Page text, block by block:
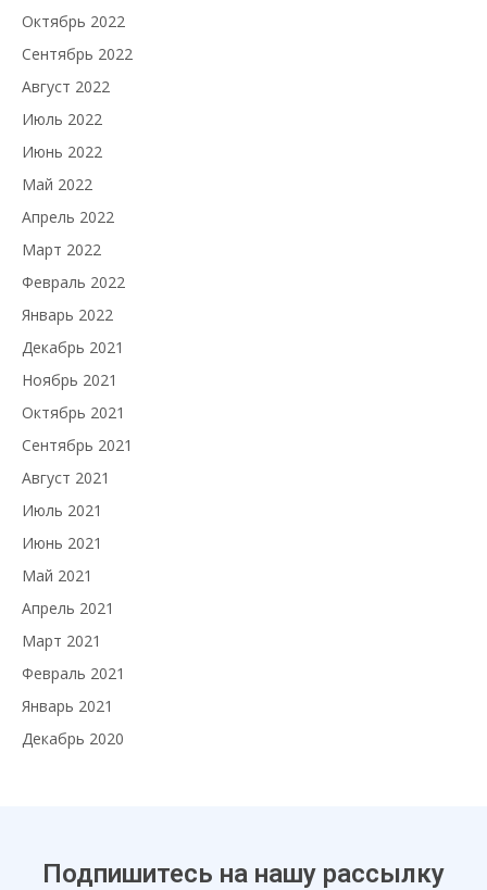
Октябрь 2022
Сентябрь 2022
Август 2022
Июль 2022
Июнь 2022
Май 2022
Апрель 2022
Март 2022
Февраль 2022
Январь 2022
Декабрь 2021
Ноябрь 2021
Октябрь 2021
Сентябрь 2021
Август 2021
Июль 2021
Июнь 2021
Май 2021
Апрель 2021
Март 2021
Февраль 2021
Январь 2021
Декабрь 2020
Подпишитесь на нашу рассылку